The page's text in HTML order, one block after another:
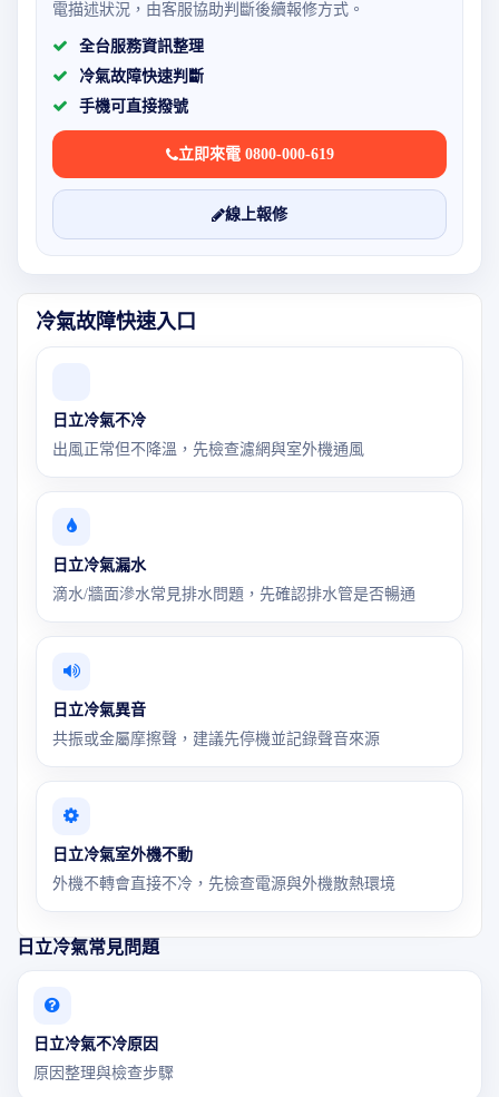
電描述狀況，由客服協助判斷後續報修方式。
全台服務資訊整理
冷氣故障快速判斷
手機可直接撥號
立即來電 0800-000-619
線上報修
冷氣故障快速入口
日立冷氣不冷
出風正常但不降溫，先檢查濾網與室外機通風
日立冷氣漏水
滴水/牆面滲水常見排水問題，先確認排水管是否暢通
日立冷氣異音
共振或金屬摩擦聲，建議先停機並記錄聲音來源
日立冷氣室外機不動
外機不轉會直接不冷，先檢查電源與外機散熱環境
日立冷氣常見問題
日立冷氣不冷原因
原因整理與檢查步驟